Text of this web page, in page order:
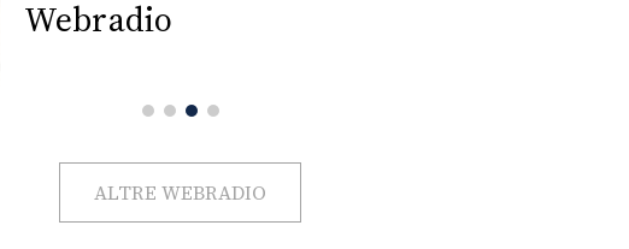
Webradio
ALTRE WEBRADIO